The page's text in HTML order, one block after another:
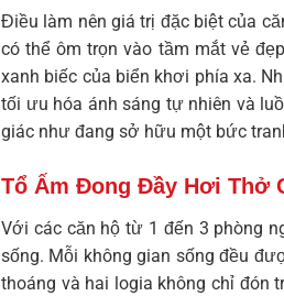
Điều làm nên giá trị đặc biệt của
có thể ôm trọn vào tầm mắt vẻ
xanh biếc của biển khơi phía xa.
tối ưu hóa ánh sáng tự nhiên và
giác như đang sở hữu một bức
Tổ Ấm Đong Đầy Hơi Thở
Với các căn hộ từ 1 đến 3 phòng
sống. Mỗi không gian sống đều
thoáng và hai logia không chỉ đón